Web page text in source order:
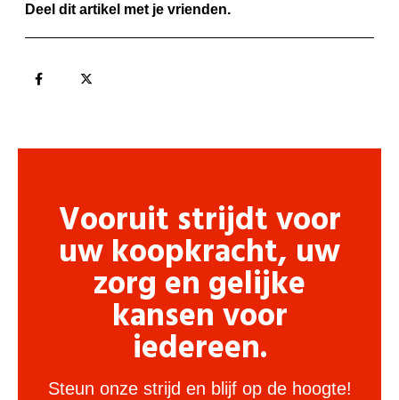
Deel dit artikel met je vrienden.
Vooruit strijdt voor
uw koopkracht, uw
zorg en gelijke
kansen voor
iedereen.
Steun onze strijd en blijf op de hoogte!